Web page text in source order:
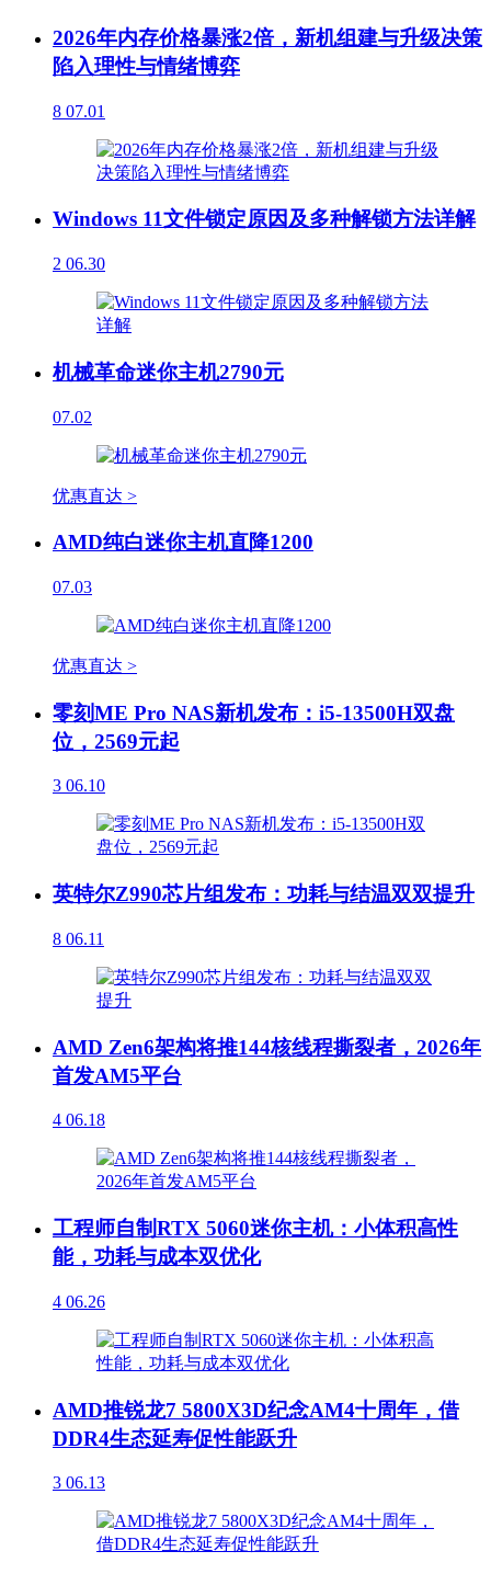
2026年内存价格暴涨2倍，新机组建与升级决策
陷入理性与情绪博弈
8 07.01
Windows 11文件锁定原因及多种解锁方法详解
2 06.30
机械革命迷你主机2790元
07.02
优惠直达 >
AMD纯白迷你主机直降1200
07.03
优惠直达 >
零刻ME Pro NAS新机发布：i5-13500H双盘
位，2569元起
3 06.10
英特尔Z990芯片组发布：功耗与结温双双提升
8 06.11
AMD Zen6架构将推144核线程撕裂者，2026年
首发AM5平台
4 06.18
工程师自制RTX 5060迷你主机：小体积高性
能，功耗与成本双优化
4 06.26
AMD推锐龙7 5800X3D纪念AM4十周年，借
DDR4生态延寿促性能跃升
3 06.13